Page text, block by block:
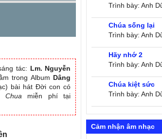
tác: Lm. Nguyễn
trong Album Dâng
bài hát Đời con có
Chua miễn phí tại
Trình bày: Anh
Chúa sống lại
Trình bày: Anh
Hãy nhớ 2
Trình bày: Anh
Chúa kiệt sức
Trình bày: Anh
Cảm nhận âm nhạc